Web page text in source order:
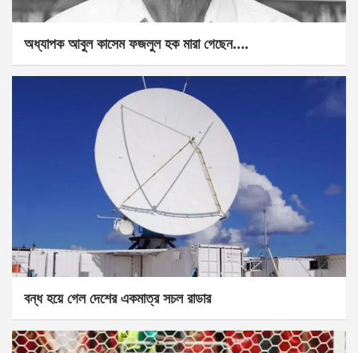
অধ্যাপক আবুল কাসেম ফজলুল হক মারা গেছেন….
বন্ধ হয়ে গেল দেশের একমাত্র সচল রাডার